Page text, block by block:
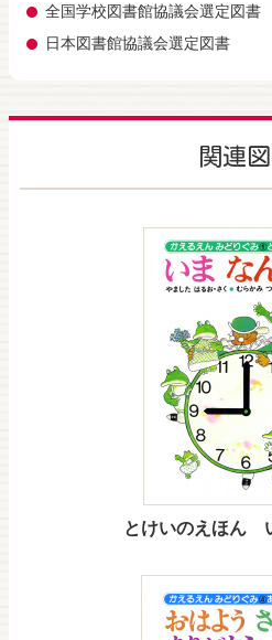
全国学校図書館協議会選定図書
日本図書館協議会選定図書
関連
とけいのえほん